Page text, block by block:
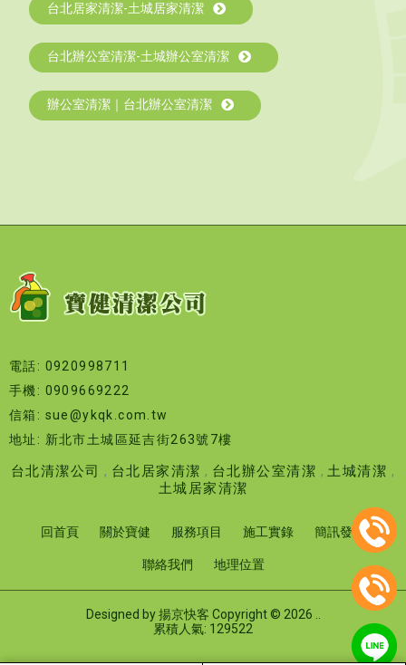
台北居家清潔-土城居家清潔
台北辦公室清潔-土城辦公室清潔
辦公室清潔｜台北辦公室清潔
電話: 0920998711
手機: 0909669222
信箱: sue@ykqk.com.tw
地址: 新北市土城區延吉街263號7樓
台北清潔公司 台北居家清潔 台北辦公室清潔
土城清潔
土城居家清潔
回首頁 關於寶健 服務項目 施工實錄 簡訊發送
聯絡我們 地理位置
Designed by揚京快客 Copyright © 2026
累積人氣: 129522